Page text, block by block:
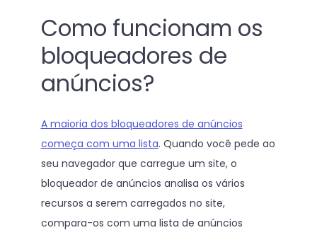
Como funcionam os
bloqueadores de
anúncios?
A maioria dos bloqueadores de anúncios
começa com uma lista. Quando você pede ao
seu navegador que carregue um site, o
bloqueador de anúncios analisa os vários
recursos a serem carregados no site,
compara-os com uma lista de anúncios